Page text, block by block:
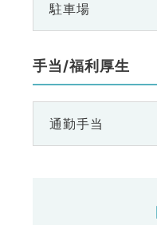
駐車場
手当/福利厚生
通勤手当